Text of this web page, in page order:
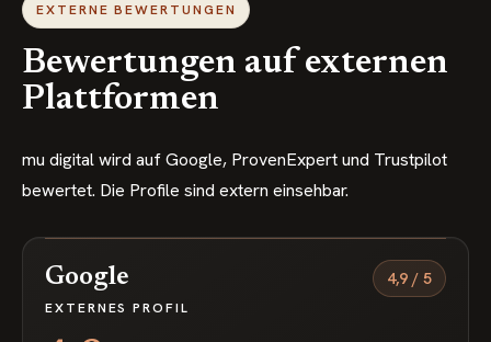
EXTERNE BEWERTUNGEN
Bewertungen auf externen
Plattformen
mu digital wird auf Google, ProvenExpert und Trustpilot
bewertet. Die Profile sind extern einsehbar.
Google
EXTERNES PROFIL
4,9 / 5